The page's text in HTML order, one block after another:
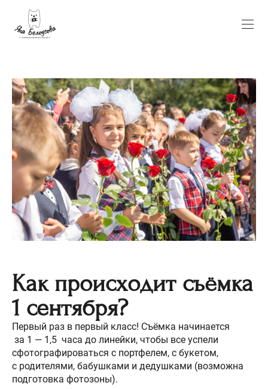
Как происходит съёмка
1 сентября?
Первый раз в первый класс! Съёмка начинается
за 1 — 1,5 часа до линейки, чтобы все успели
сфотографироваться с портфелем, с букетом,
с родителями, бабушками и дедушками (возможна
подготовка фотозоны).